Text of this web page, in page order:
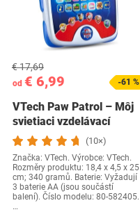
od € 6,99
€ 17,69
-61 %
VTech Paw Patrol – Môj
svietiaci vzdelávací
tablet
(10×)
Značka: VTech. Výrobce: VTech.
Rozměry produktu: 18,4 x 4,5 x 25
cm; 340 gramů. Baterie: Vyžadují
3 baterie AA (jsou součástí
balení). Číslo modelu: 80-582405.
…